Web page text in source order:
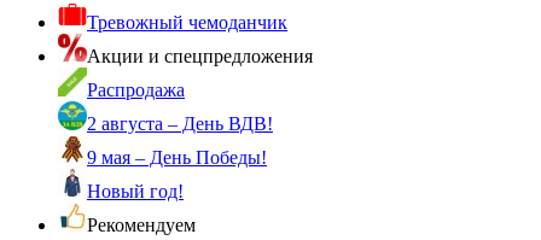
Тревожный чемоданчик
Акции и спецпредложения
Распродажа
2 августа – День ВДВ!
9 мая – День Победы!
Новый год!
Рекомендуем